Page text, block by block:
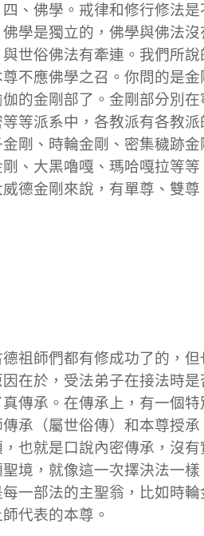
、佛學。戒律和修行修法
學是獨立的，佛學與佛法
世俗佛法有牽連。我們所
不應佛學之召。你問的是
的金剛部了。金剛部分別
等派系中，各教派有各教
剛、時輪金剛、密集穢跡
、大黑嚕嘎、瑪哈嘎拉等
德金剛來說，有單尊、雙
祖師們都有修成功了的，
在於，受法弟子在接法時
傳承。在傳承上，有一個
承（屬世俗傳）和本尊授
也就是口說內密傳承，沒
境，就像這一次擇決法一
一部法的主聖翁，比如時
代表的本尊。